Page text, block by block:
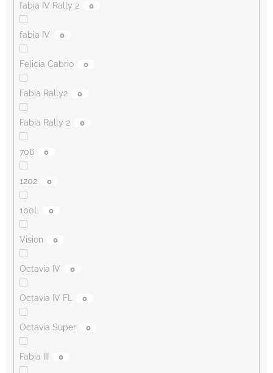
fabia IV Rally 2 0
fabia IV 0
Felicia Cabrio 0
Fabia Rally2 0
Fabia Rally 2 0
706 0
1202 0
100L 0
Vision 0
Octavia IV 0
Octavia IV FL 0
Octavia Super 0
Fabia III 0